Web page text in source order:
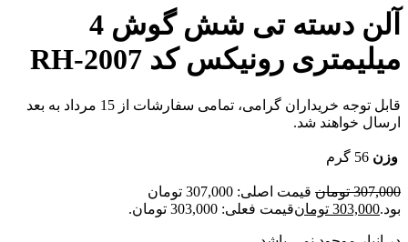
آلن دسته تی شش گوش 4
میلیمتری رونیکس کد RH-2007
قابل توجه خریداران گرامی، تمامی سفارشات از 15 مرداد به بعد
ارسال خواهند شد.
وزن 56 گرم
307,000 تومان
قیمت اصلی: 307,000 تومان
بود.303,000 تومانقیمت فعلی: 303,000 تومان.